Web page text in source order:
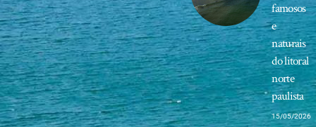
famosos
e
naturais
do litoral
norte
paulista
15/05/2026